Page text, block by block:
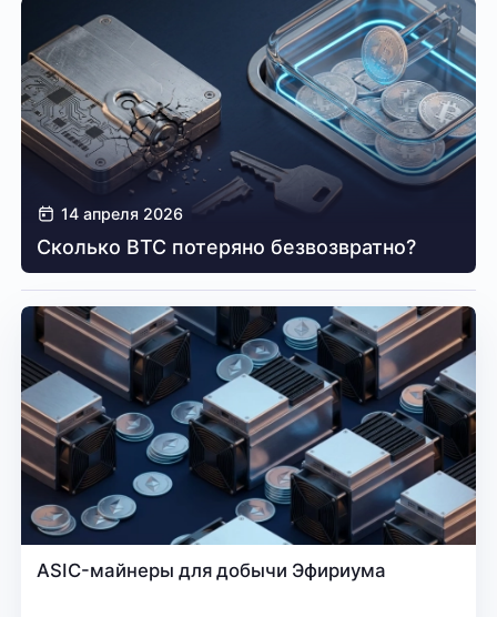
14 апреля 2026
Сколько BTC потеряно безвозвратно?
ASIC-майнеры для добычи Эфириума